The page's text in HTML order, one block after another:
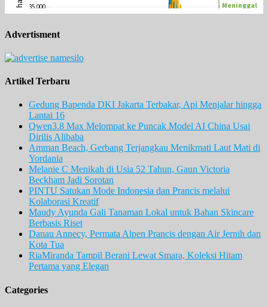
Advertisment
Artikel Terbaru
Gedung Bapenda DKI Jakarta Terbakar, Api Menjalar hingga
Lantai 16
Qwen3.8 Max Melompat ke Puncak Model AI China Usai
Dirilis Alibaba
Amman Beach, Gerbang Terjangkau Menikmati Laut Mati di
Yordania
Melanie C Menikah di Usia 52 Tahun, Gaun Victoria
Beckham Jadi Sorotan
PINTU Satukan Mode Indonesia dan Prancis melalui
Kolaborasi Kreatif
Maudy Ayunda Gali Tanaman Lokal untuk Bahan Skincare
Berbasis Riset
Danau Annecy, Permata Alpen Prancis dengan Air Jernih dan
Kota Tua
RiaMiranda Tampil Berani Lewat Smara, Koleksi Hitam
Pertama yang Elegan
Categories